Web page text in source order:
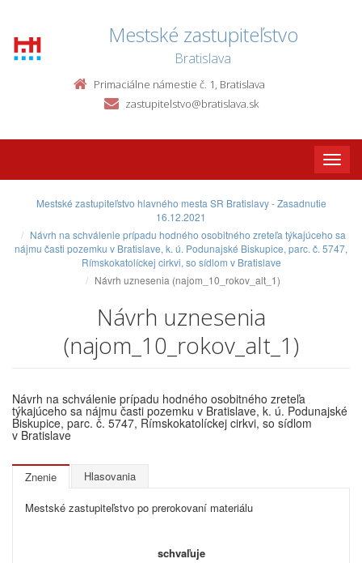
Mestské zastupiteľstvo
Bratislava
Primaciálne námestie č. 1, Bratislava
zastupitelstvo@bratislava.sk
Toggle
Mestské zastupiteľstvo hlavného mesta SR Bratislavy - Zasadnutie
16.12.2021
Návrh na schválenie prípadu hodného osobitného zreteľa týkajúceho sa
nájmu časti pozemku v Bratislave, k. ú. Podunajské Biskupice, parc. č. 5747,
Rímskokatolíckej cirkvi, so sídlom v Bratislave
Návrh uznesenia (najom_10_rokov_alt_1)
Návrh uznesenia
(najom_10_rokov_alt_1)
Návrh na schválenie prípadu hodného osobitného zreteľa
týkajúceho sa nájmu časti pozemku v Bratislave, k. ú. Podunajské
Biskupice, parc. č. 5747, Rímskokatolíckej cirkvi, so sídlom
v Bratislave
Znenie Hlasovania
Mestské zastupiteľstvo po prerokovaní materiálu
schvaľuje